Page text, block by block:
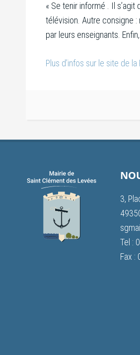
« Se tenir informé . Il
télévision. Autre consigne
par leurs enseignants.
Plus d’infos sur le site de
3,
Tel :
Fax :